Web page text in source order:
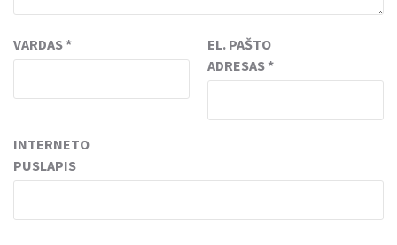
VARDAS*
EL. PAŠTO
ADRESAS*
INTERNETO
PUSLAPIS